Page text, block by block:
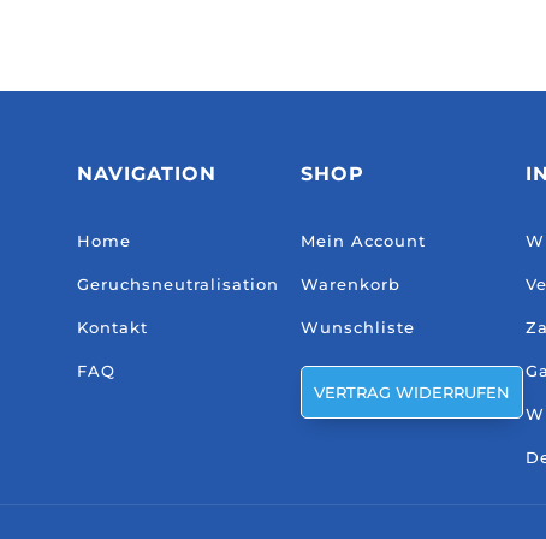
NAVIGATION
Home
Geruchsneutralisation
Kontakt
FAQ
SHOP
Mein Account
Warenkorb
Wunschliste
VERTRAG WIDERRUFEN